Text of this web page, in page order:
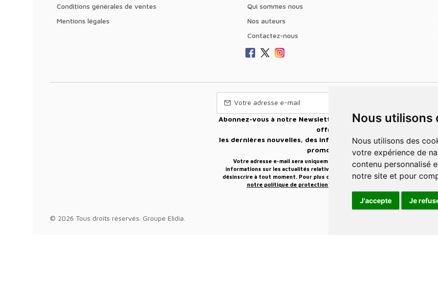
Nous
Nous utilisons des cookies et d'autres technologies de suivi pour améliorer
votre expérience de
contenu personnalisé
notre site et pour
J'accepte Je
Conditions générales de ventes
Mentions légales
Qui sommes nous
Nos auteurs
Contactez-nous
Abonnez-vous à notre Newsletter pour recevoir nos nouvelles
offres,
les dernières nouvelles, des informations sur les ventes et les
promotions.
Votre adresse e-mail sera uniquement utilisée pour vous envoyer des
informations sur les actualités relatives au groupe Elidia. Vous pouvez vous
désinscrire à tout moment. Pour plus d’informations, cliquez ici Retrouvez ici
notre politique de protection de vos données personnelles
© 2026 Tous droits réservés. Groupe Elidia